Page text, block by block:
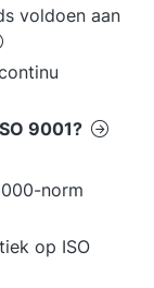
voldoen aan
9001?
norm
op ISO